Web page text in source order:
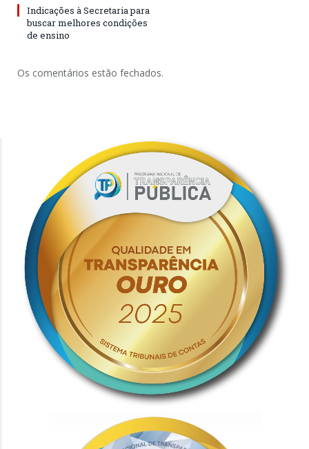
Indicações à Secretaria para
buscar melhores condições
de ensino
Os comentários estão fechados.